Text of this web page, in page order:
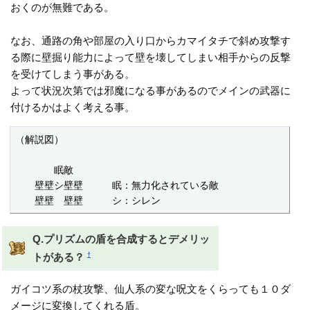
おくのが無難である。
なお、通路の角や部屋の入り口からカマイタチで斜め攻撃す
る際に壁掘り能力によって壁を壊してしまい相手からの反撃
を受けてしまう事がある。
よって状況次第では邪魔になる事があるのでメインの武器に
付けるかはよく考える事。
（解説図）
眠敵
壁壁シ壁壁　　　眠：無力化されている敵
壁壁　壁壁　　　シ：シレン
Q.プリズムの盾を合成するとデメリッ
トがある？
†
ガイコツ系の杖攻撃、仙人系の変な呪文をくらっても１０ダ
メージに変換してくれる盾。